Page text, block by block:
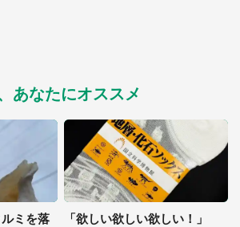
あなたにオススメ
ミを落
「欲しい欲しい欲しい！」